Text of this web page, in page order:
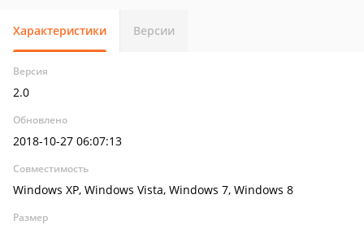
Характеристики Версии
Версия
2.0
Обновлено
2018-10-27 06:07:13
Совместимость
Windows XP, Windows Vista, Windows 7, Windows 8
Размер